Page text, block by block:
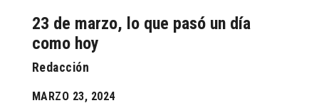
23 de marzo, lo que pasó un día
como hoy
Redacción
MARZO 23, 2024